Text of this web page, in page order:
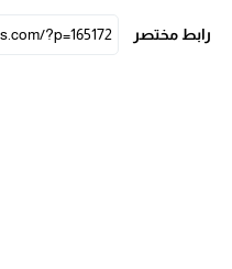
رابط مختصر